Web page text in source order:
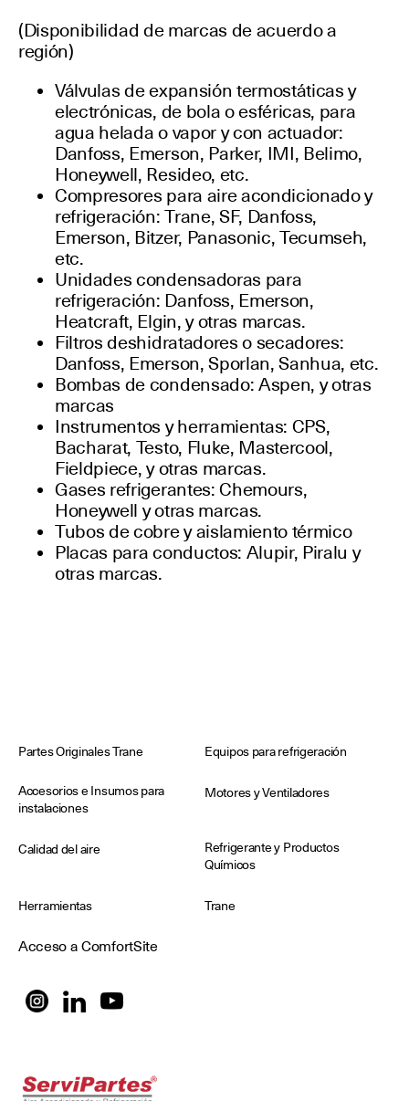
(Disponibilidad de marcas de acuerdo a
región)
Válvulas de expansión termostáticas y
electrónicas, de bola o esféricas, para
agua helada o vapor y con actuador:
Danfoss, Emerson, Parker, IMI, Belimo,
Honeywell, Resideo, etc.
Compresores para aire acondicionado y
refrigeración: Trane, SF, Danfoss,
Emerson, Bitzer, Panasonic, Tecumseh,
etc.
Unidades condensadoras para
refrigeración: Danfoss, Emerson,
Heatcraft, Elgin, y otras marcas.
Filtros deshidratadores o secadores:
Danfoss, Emerson, Sporlan, Sanhua, etc.
Bombas de condensado: Aspen, y otras
marcas
Instrumentos y herramientas: CPS,
Bacharat, Testo, Fluke, Mastercool,
Fieldpiece, y otras marcas.
Gases refrigerantes: Chemours,
Honeywell y otras marcas.
Tubos de cobre y aislamiento térmico
Placas para conductos: Alupir, Piralu y
otras marcas.
Partes Originales Trane Equipos para refrigeración
Accesorios e Insumos para
instalaciones
Motores y Ventiladores
Calidad del aire
Refrigerante y Productos
Químicos
Herramientas Trane
Acceso a ComfortSite